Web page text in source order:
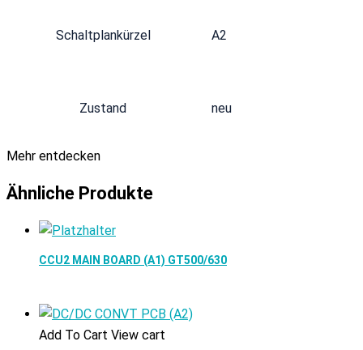
Schaltplankürzel A2
Zustand neu
Mehr entdecken
Ähnliche Produkte
CCU2 MAIN BOARD (A1) GT500/630
Add To Cart View cart